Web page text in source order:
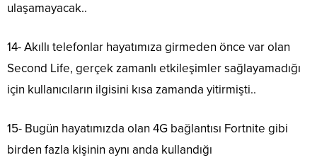
ulaşamayacak..
14- Akıllı telefonlar hayatımıza girmeden önce var olan
Second Life, gerçek zamanlı etkileşimler sağlayamadığı
için kullanıcıların ilgisini kısa zamanda yitirmişti..
15- Bugün hayatımızda olan 4G bağlantısı Fortnite gibi
birden fazla kişinin aynı anda kullandığı